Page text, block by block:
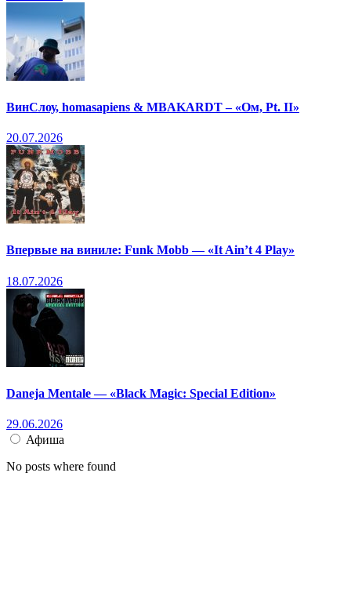
ВинСлоу, homasapiens & MBAKARDT – «Ом, Pt. II»
20.07.2026
Впервые на виниле: Funk Mobb — «It Ain’t 4 Play»
18.07.2026
Daneja Mentale — «Black Magic: Special Edition»
29.06.2026
Афиша
No posts where found